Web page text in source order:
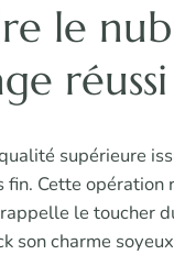
le
réussi
supérieure
Cette
le toucher
son charme